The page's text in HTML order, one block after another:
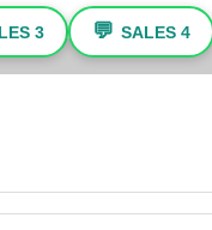
3 💬 SALES 4